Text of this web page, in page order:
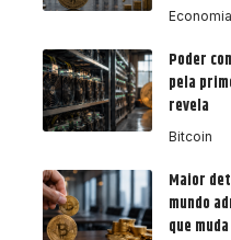
Economia
Poder
pela
revela
Bitcoin
Maior
mundo
que